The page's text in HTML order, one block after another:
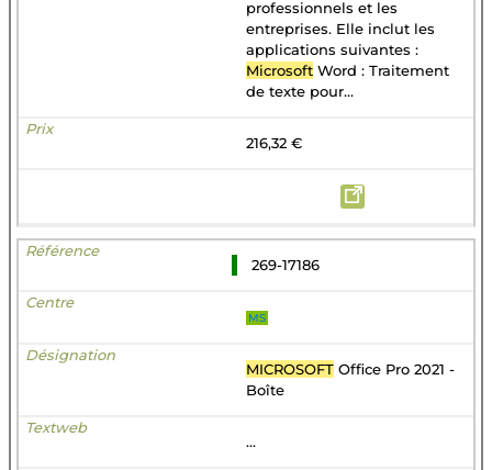
professionnels et les
entreprises. Elle inclut les
applications suivantes :
Microsoft Word : Traitement
de texte pour...
216,32 €
269-17186
MS
MICROSOFT Office Pro 2021 -
Boîte
...